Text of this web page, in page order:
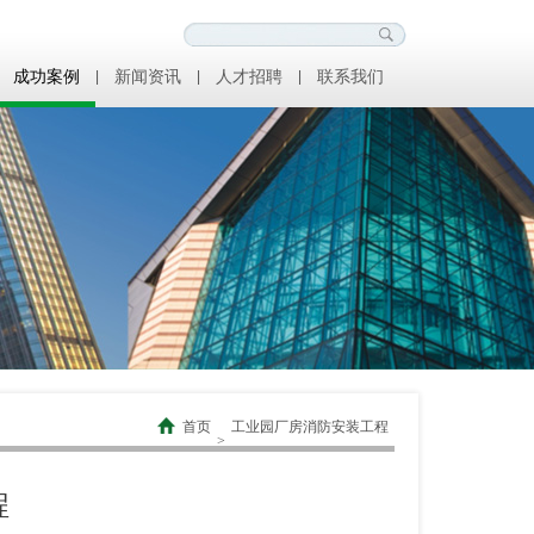
成功案例 新闻资讯 人才招聘 联系我们
首页
>
工业园厂房消防安装工程